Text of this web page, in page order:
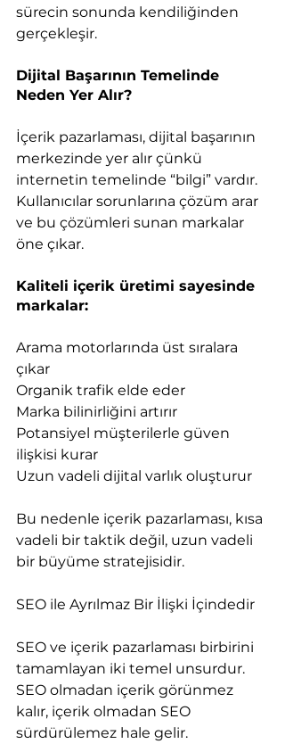
sürecin sonunda kendiliğinden
gerçekleşir.
Dijital Başarının Temelinde
Neden Yer Alır?
İçerik pazarlaması, dijital başarının
merkezinde yer alır çünkü
internetin temelinde “bilgi” vardır.
Kullanıcılar sorunlarına çözüm arar
ve bu çözümleri sunan markalar
öne çıkar.
Kaliteli içerik üretimi sayesinde
markalar:
Arama motorlarında üst sıralara
çıkar
Organik trafik elde eder
Marka bilinirliğini artırır
Potansiyel müşterilerle güven
ilişkisi kurar
Uzun vadeli dijital varlık oluşturur
Bu nedenle içerik pazarlaması, kısa
vadeli bir taktik değil, uzun vadeli
bir büyüme stratejisidir.
SEO ile Ayrılmaz Bir İlişki İçindedir
SEO ve içerik pazarlaması birbirini
tamamlayan iki temel unsurdur.
SEO olmadan içerik görünmez
kalır, içerik olmadan SEO
sürdürülemez hale gelir.